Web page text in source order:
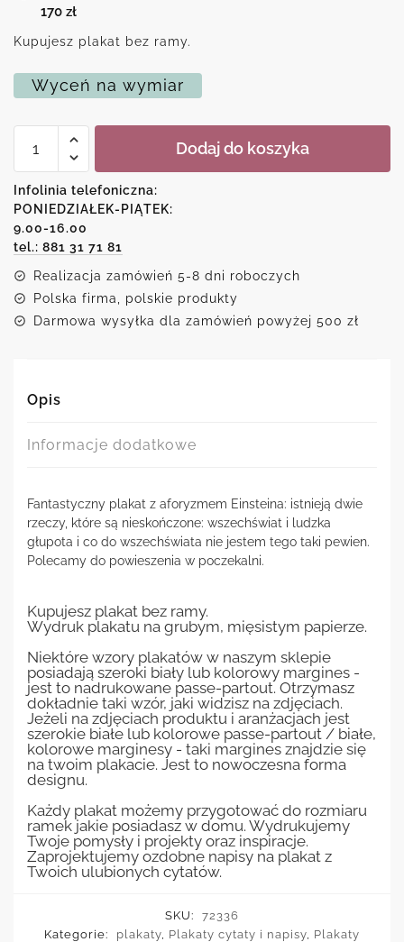
170 zł
Kupujesz plakat bez ramy.
Wyceń na wymiar
Plakat
o
ludzkiej
głupocie
Dodaj do koszyka
Infolinia telefoniczna:
PONIEDZIAŁEK-PIĄTEK:
9.00-16.00
tel.: 881 31 71 81
Realizacja zamówień 5-8 dni roboczych
Polska firma, polskie produkty
Darmowa wysyłka dla zamówień powyżej 500 zł
Opis
Informacje dodatkowe
Fantastyczny plakat z aforyzmem Einsteina: istnieją dwie
rzeczy, które są nieskończone: wszechświat i ludzka
głupota i co do wszechświata nie jestem tego taki pewien.
Polecamy do powieszenia w poczekalni.
Kupujesz plakat bez ramy.
Wydruk plakatu na grubym, mięsistym papierze.
Niektóre wzory plakatów w naszym sklepie
posiadają szeroki biały lub kolorowy margines -
jest to nadrukowane passe-partout. Otrzymasz
dokładnie taki wzór, jaki widzisz na zdjęciach.
Jeżeli na zdjęciach produktu i aranżacjach jest
szerokie białe lub kolorowe passe-partout / białe,
kolorowe marginesy - taki margines znajdzie się
na twoim plakacie. Jest to nowoczesna forma
designu.
Każdy plakat możemy przygotować do rozmiaru
ramek jakie posiadasz w domu. Wydrukujemy
Twoje pomysły i projekty oraz inspiracje.
Zaprojektujemy ozdobne napisy na plakat z
Twoich ulubionych cytatów.
SKU:
72336
Kategorie:
plakaty Plakaty cytaty i napisy Plakaty